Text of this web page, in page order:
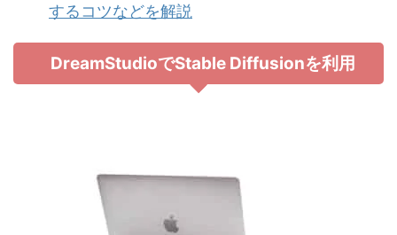
するコツなどを解説
DreamStudioでStable Diffusionを利用